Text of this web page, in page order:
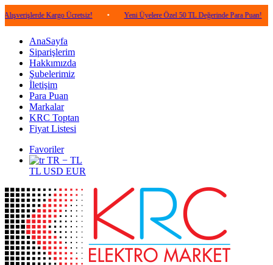
Kargo Ücretsiz! • Yeni Üyelere Özel 50 TL Değerinde Para Puan! •
AnaSayfa
Siparişlerim
Hakkımızda
Şubelerimiz
İletişim
Para Puan
Markalar
KRC Toptan
Fiyat Listesi
Favoriler
TR − TL
TL USD EUR